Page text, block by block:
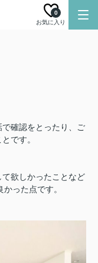
お気に入り
0
確認をとったり、ご
です。
欲しかったことなど
った点です。